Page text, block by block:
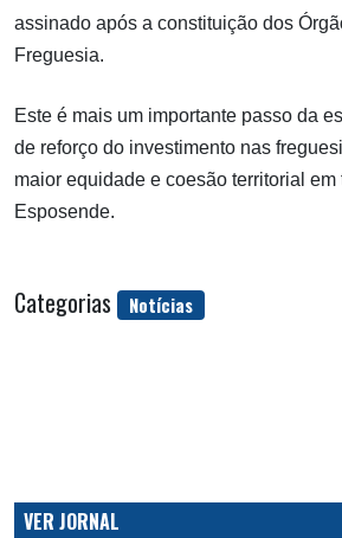
assinado após a constituição dos
Freguesia.
Este é mais um importante passo da
de reforço do investimento nas
maior equidade e coesão territorial
Esposende.
Categorias Notícias
VER JORNAL